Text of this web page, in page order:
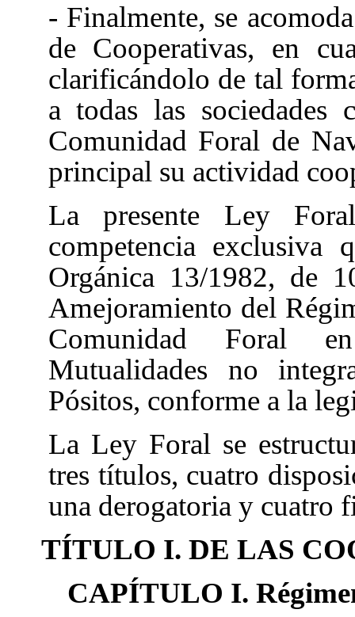
- Finalmente, se
de Cooperativas, en
clarificándolo de tal
a todas las sociedades
Comunidad Foral de
principal su actividad
La presente Ley
competencia
Orgánica 13/1982, de
Amejoramiento del
Comunidad Foral
Mutualidades no
Pósitos, conforme a la
La Ley Foral se
tres títulos, cuatro
una derogatoria y cuatro
TÍTULO I. DE LAS
CAPÍTULO I.